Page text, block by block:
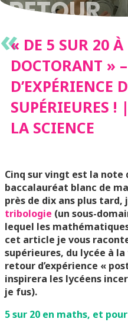
RETOUR
D’ÉTUDES
SCIENCE
«« DE 5 SUR 20 À
DOCTORANT »
D’EXPÉRIENCE
SUPÉRIEURES !
LA SCIENCE
Cinq sur vingt est la note
baccalauréat blanc de
près de dix ans plus
tribologie (un sous-
lequel les
cet article je vous
supérieures, du lycée à
retour d’expérience «
inspirera les lycéens
je fus).
5 sur 20 en maths, et